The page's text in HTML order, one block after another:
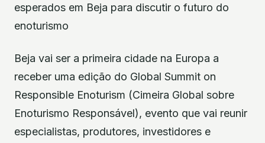
esperados em Beja para discutir o futuro do
enoturismo
Beja vai ser a primeira cidade na Europa a
receber uma edição do Global Summit on
Responsible Enoturism (Cimeira Global sobre
Enoturismo Responsável), evento que vai reunir
especialistas, produtores, investidores e